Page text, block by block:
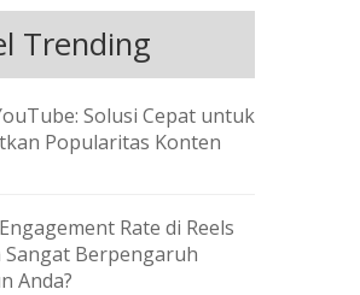
Trending
Solusi Cepat untuk
Popularitas Konten
Rate di Reels
Berpengaruh
Anda?